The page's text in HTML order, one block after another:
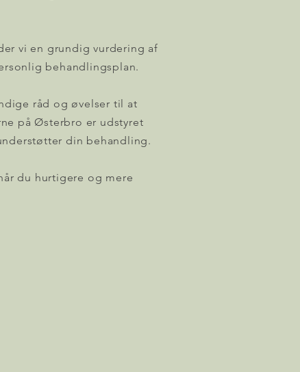
vi en grundig vurdering af
behandlingsplan.
råd og øvelser til at
på Østerbro er udstyret
din behandling.
du hurtigere og mere